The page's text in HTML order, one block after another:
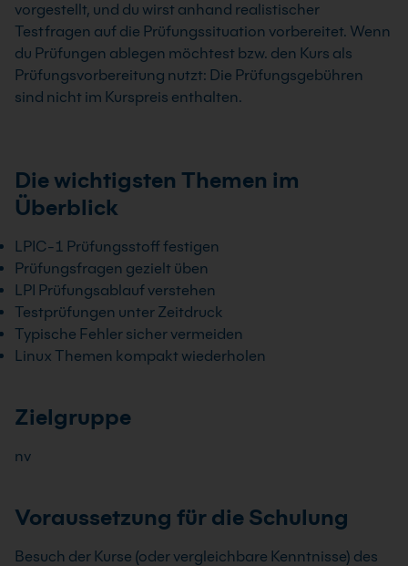
vorgestellt, und du wirst anhand realistischer
Testfragen auf die Prüfungssituation vorbereitet. Wenn
du Prüfungen ablegen möchtest bzw. den Kurs als
Prüfungsvorbereitung nutzt: Die Prüfungsgebühren
sind nicht im Kurspreis enthalten.
Die wichtigsten Themen im
Überblick
LPIC-1 Prüfungsstoff festigen
Prüfungsfragen gezielt üben
LPI Prüfungsablauf verstehen
Testprüfungen unter Zeitdruck
Typische Fehler sicher vermeiden
Linux Themen kompakt wiederholen
Zielgruppe
nv
Voraussetzung für die Schulung
Besuch der Kurse (oder vergleichbare Kenntnisse) des